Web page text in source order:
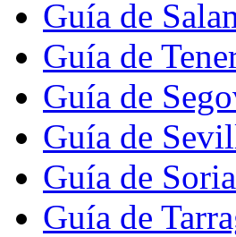
Guía de
Guía de
Guía de
Guía de
Guía de Soria
Guía de